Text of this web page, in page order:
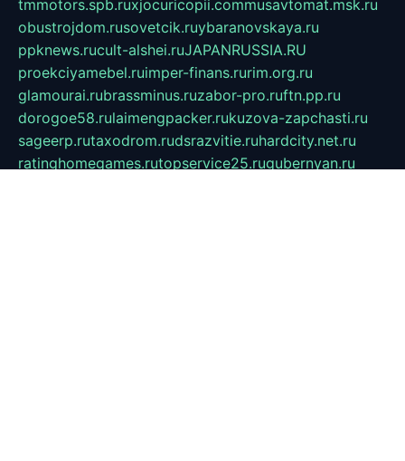
tmmotors.spb.ruxjocuricopii.commusavtomat.msk.ru
obustrojdom.rusovetcik.ruybaranovskaya.ru
ppknews.rucult-alshei.ruJAPANRUSSIA.RU
proekciyamebel.ruimper-finans.rurim.org.ru
glamourai.rubrassminus.ruzabor-pro.ruftn.pp.ru
dorogoe58.rulaimengpacker.rukuzova-zapchasti.ru
sageerp.rutaxodrom.rudsrazvitie.ruhardcity.net.ru
ratinghomegames.rutopservice25.rugubernyan.ru